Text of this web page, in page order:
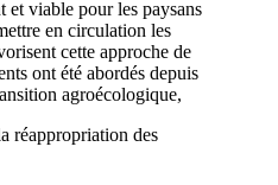
et viable pour les paysans
en circulation les
cette approche de
ont été abordés depuis
agroécologique,
réappropriation des